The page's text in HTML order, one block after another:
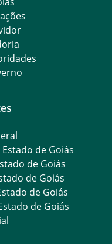
de Goiás
de Goiás
de Goiás
de Goiás
de Goiás